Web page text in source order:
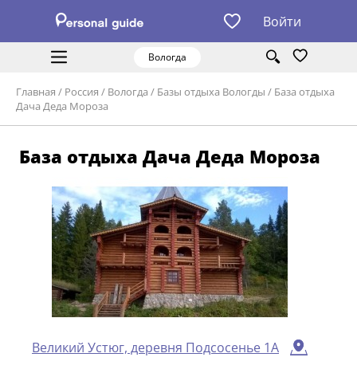
Войти
Вологда
Главная / Россия / Вологда / Базы отдыха Вологды / База отдыха
Дача Деда Мороза
База отдыха Дача Деда Мороза
Великий Устюг, деревня Подсосенье 1А